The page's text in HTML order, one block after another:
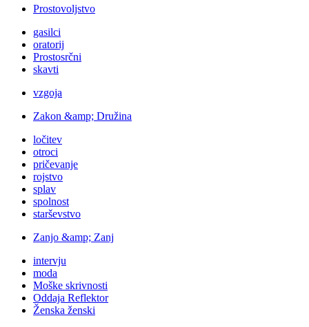
Prostovoljstvo
gasilci
oratorij
Prostosrčni
skavti
vzgoja
Zakon &amp; Družina
ločitev
otroci
pričevanje
rojstvo
splav
spolnost
starševstvo
Zanjo &amp; Zanj
intervju
moda
Moške skrivnosti
Oddaja Reflektor
Ženska ženski